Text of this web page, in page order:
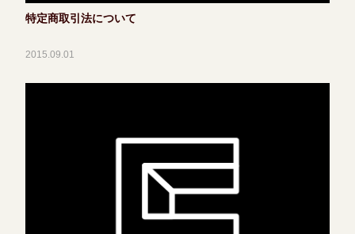
特定商取引法について
2015.09.01